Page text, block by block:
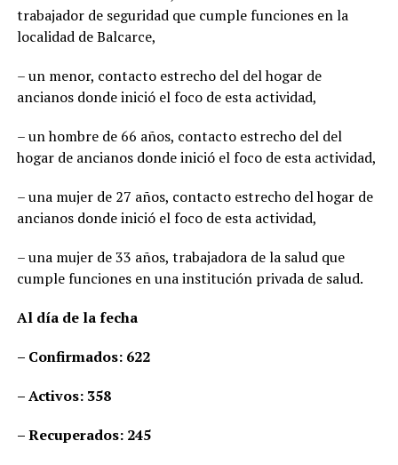
trabajador de seguridad que cumple funciones en la
localidad de Balcarce,
– un menor, contacto estrecho del del hogar de
ancianos donde inició el foco de esta actividad,
– un hombre de 66 años, contacto estrecho del del
hogar de ancianos donde inició el foco de esta actividad,
– una mujer de 27 años, contacto estrecho del hogar de
ancianos donde inició el foco de esta actividad,
– una mujer de 33 años, trabajadora de la salud que
cumple funciones en una institución privada de salud.
Al día de la fecha
– Confirmados: 622
– Activos: 358
– Recuperados: 245